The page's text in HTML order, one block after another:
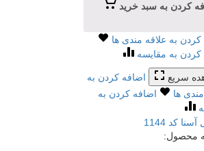
کردن به سبد خرید
کردن به علاقه مندی ها
کردن به مقایسه
سریع
اضافه کردن به
ها
اضافه کردن به
محصول: